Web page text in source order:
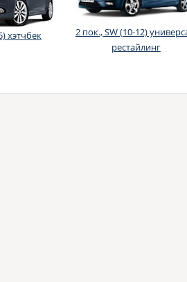
хэтчбек
2 пок., SW (10-12)
рестайлинг